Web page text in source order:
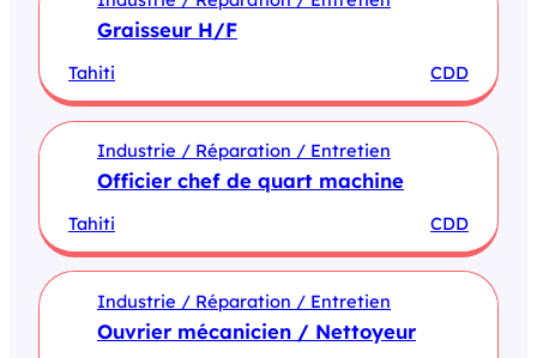
Graisseur H/F
Tahiti CDD
Industrie / Réparation / Entretien
Officier chef de quart machine
Tahiti CDD
Industrie / Réparation / Entretien
Ouvrier mécanicien / Nettoyeur